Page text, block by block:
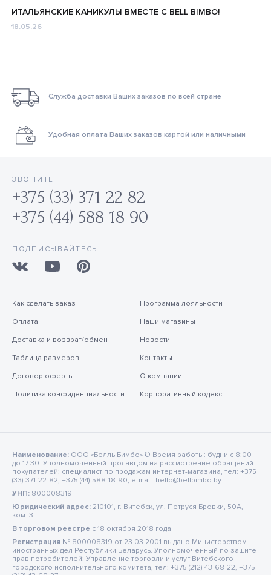
18.05.26
ИТАЛЬЯНСКИЕ КАНИКУЛЫ ВМЕСТЕ С BELL BIMBO!
Служба доставки Ваших заказов по всей стране
Удобная оплата Ваших заказов картой или наличными
ЗВОНИТЕ
+375 (33) 371 22 82
+375 (44) 588 18 90
ПОДПИСЫВАЙТЕСЬ
Как сделать заказ
Оплата
Доставка и возврат/обмен
Таблица размеров
Договор оферты
Политика конфиденциальности
Программа лояльности
Наши магазины
Новости
Контакты
О компании
Корпоративный кодекс
Наименование: ООО «Белль Бимбо» © Время работы: будни с 8:00
до 17:30. Уполномоченный продавцом на рассмотрение обращений
покупателей: специалист по продажам интернет-магазина, тел: +375
(33) 371-22-82, +375 (44) 588-18-90, e-mail: hello@bellbimbo.by
УНП: 800008319
Юридический адрес: 210101, г. Витебск, ул. Петруся Бровки, 50А,
ком. 3
В торговом реестре c 18 октября 2018 года
Регистрация № 800008319 от 23.03.2001 выдано Министерством
иностранных дел Республики Беларусь. Уполномоченный по защите
прав потребителей: Управление торговли и услуг Витебского
городского исполнительного комитета, тел: +375 (212) 43-68-22, +375